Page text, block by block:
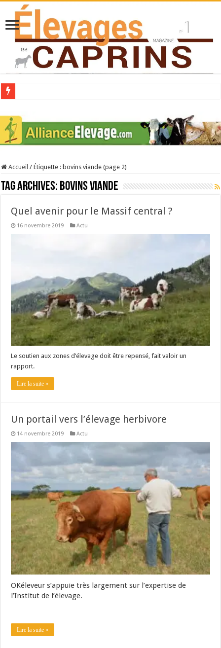
Stress thermique : quelles solutions concrètes pour protéger son troupeau ?
40 ans du Space : une présentation caprine quotidienne
La collecte de lait de chèvre confirme son rebond
Accueil / Étiquette :bovins viande (page 2)
Tag Archives: bovins viande
Quel avenir pour le Massif central ?
16 novembre 2019 Actu
Le soutien aux zones d’élevage doit être repensé, fait valoir un
rapport.
Lire la suite »
Un portail vers l’élevage herbivore
14 novembre 2019 Actu
OKéleveur s’appuie très largement sur l’expertise de
l’Institut de l’élevage.
Lire la suite »